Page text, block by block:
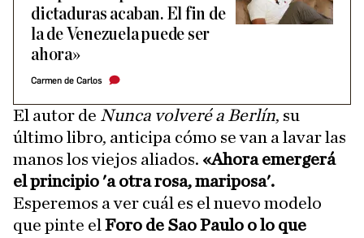
dictaduras acaban. El fin de
la de Venezuela puede ser
ahora»
Carmen de Carlos
El autor de Nunca volveré a Berlín, su
último libro, anticipa cómo se van a lavar las
manos los viejos aliados. «Ahora emergerá
el principio 'a otra rosa, mariposa'.
Esperemos a ver cuál es el nuevo modelo
que pinte el Foro de Sao Paulo o lo que